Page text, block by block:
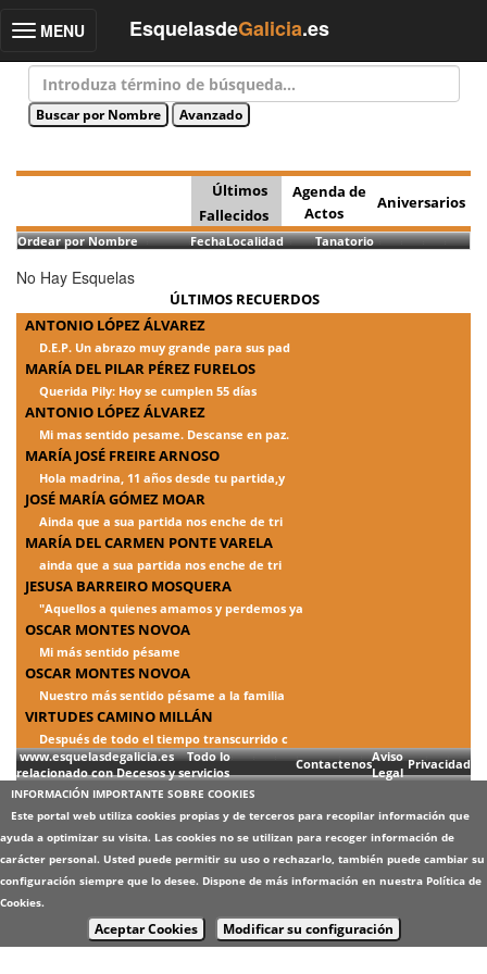
Toggle
MENU EsquelasdeGalicia.es
Últimos
Fallecidos
Agenda de
Actos
Aniversarios
Ordear por Nombre FechaLocalidad Tanatorio
No Hay Esquelas
ÚLTIMOS RECUERDOS
ANTONIO LÓPEZ ÁLVAREZ
D.E.P. Un abrazo muy grande para sus pad
MARÍA DEL PILAR PÉREZ FURELOS
Querida Pily: Hoy se cumplen 55 días
ANTONIO LÓPEZ ÁLVAREZ
Mi mas sentido pesame. Descanse en paz.
MARÍA JOSÉ FREIRE ARNOSO
Hola madrina, 11 años desde tu partida,y
JOSÉ MARÍA GÓMEZ MOAR
Ainda que a sua partida nos enche de tri
MARÍA DEL CARMEN PONTE VARELA
ainda que a sua partida nos enche de tri
JESUSA BARREIRO MOSQUERA
"Aquellos a quienes amamos y perdemos ya
OSCAR MONTES NOVOA
Mi más sentido pésame
OSCAR MONTES NOVOA
Nuestro más sentido pésame a la familia
VIRTUDES CAMINO MILLÁN
Después de todo el tiempo transcurrido c
www.esquelasdegalicia.es Todo lo
relacionado con Decesos y servicios
ContactenosAviso
Legal
Privacidad
INFORMACIÓN IMPORTANTE SOBRE COOKIES
Este portal web utiliza cookies propias y de terceros para recopilar información que
ayuda a optimizar su visita. Las cookies no se utilizan para recoger información de
carácter personal. Usted puede permitir su uso o rechazarlo, también puede cambiar su
configuración siempre que lo desee. Dispone de más información en nuestra Política de
Cookies.